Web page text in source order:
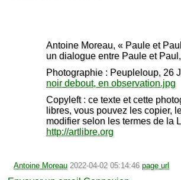
Antoine Moreau, « Paule et
un dialogue entre Paule et
Photographie : Peupleloup, 26
noir debout, en observation.jpg
Copyleft : ce texte et cette
libres, vous pouvez les copier,
modifier selon les termes de la
http://artlibre.org
Antoine Moreau 2022-04-02 05:14:46 page url